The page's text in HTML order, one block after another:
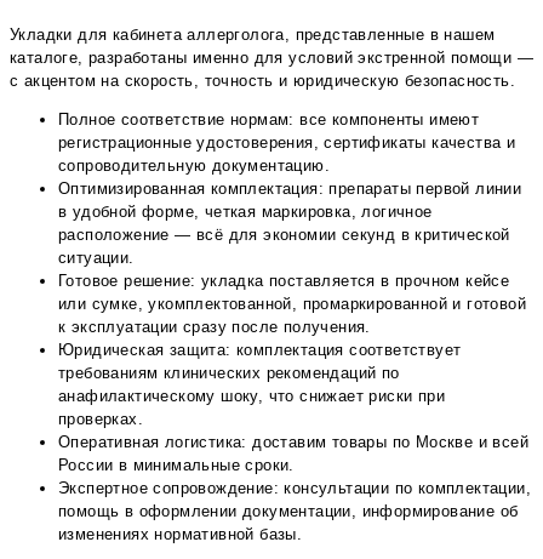
Укладки для кабинета аллерголога, представленные в нашем
каталоге, разработаны именно для условий экстренной помощи —
с акцентом на скорость, точность и юридическую безопасность.
Полное соответствие нормам: все компоненты имеют
регистрационные удостоверения, сертификаты качества и
сопроводительную документацию.
Оптимизированная комплектация: препараты первой линии
в удобной форме, четкая маркировка, логичное
расположение — всё для экономии секунд в критической
ситуации.
Готовое решение: укладка поставляется в прочном кейсе
или сумке, укомплектованной, промаркированной и готовой
к эксплуатации сразу после получения.
Юридическая защита: комплектация соответствует
требованиям клинических рекомендаций по
анафилактическому шоку, что снижает риски при
проверках.
Оперативная логистика: доставим товары по Москве и всей
России в минимальные сроки.
Экспертное сопровождение: консультации по комплектации,
помощь в оформлении документации, информирование об
изменениях нормативной базы.